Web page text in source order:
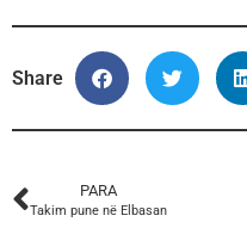
Share
PARA
Takim pune në Elbasan